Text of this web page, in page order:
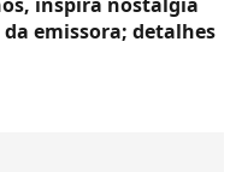
emissora; detalhes